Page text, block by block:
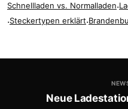
Schnellladen vs. Normalladen·
·Steckertypen erklärt·
Neue